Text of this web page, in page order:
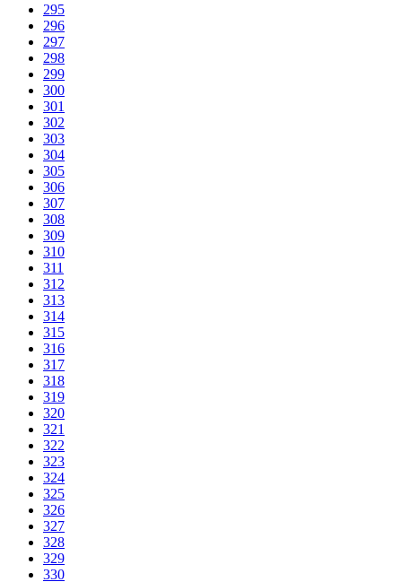
295
296
297
298
299
300
301
302
303
304
305
306
307
308
309
310
311
312
313
314
315
316
317
318
319
320
321
322
323
324
325
326
327
328
329
330